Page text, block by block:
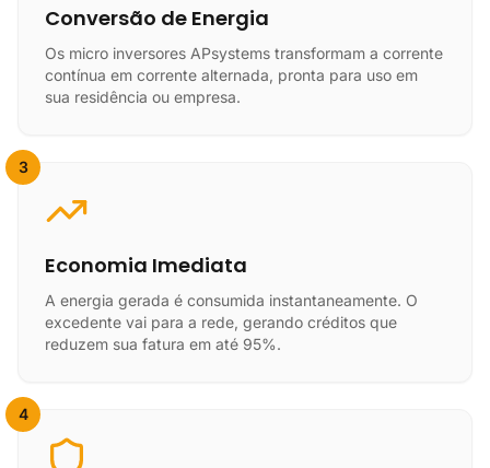
Conversão de Energia
Os micro inversores APsystems transformam a corrente
contínua em corrente alternada, pronta para uso em
sua residência ou empresa.
3
Economia Imediata
A energia gerada é consumida instantaneamente. O
excedente vai para a rede, gerando créditos que
reduzem sua fatura em até 95%.
4